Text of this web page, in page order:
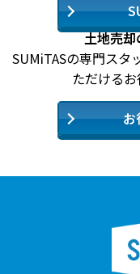
土地売
SUMiTASの専門スタ
ただけるお
お